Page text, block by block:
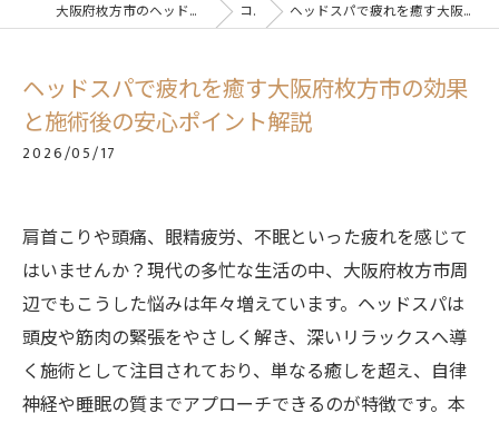
大阪府枚方市のヘッドスパならドライヘッドスパサロンAMI コラム ヘッドスパで疲れを癒す大阪府枚方市の効果と施術後の安心ポイント解説
ヘッドスパで疲れを癒す大阪府枚方市の効果
と施術後の安心ポイント解説
2026/05/17
肩首こりや頭痛、眼精疲労、不眠といった疲れを感じて
はいませんか？現代の多忙な生活の中、大阪府枚方市周
辺でもこうした悩みは年々増えています。ヘッドスパは
頭皮や筋肉の緊張をやさしく解き、深いリラックスへ導
く施術として注目されており、単なる癒しを超え、自律
神経や睡眠の質までアプローチできるのが特徴です。本